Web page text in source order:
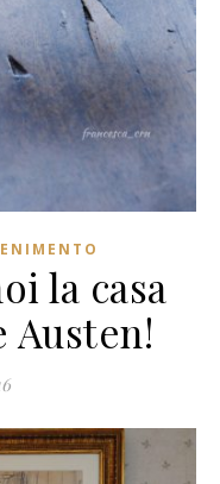
la casa
Austen!